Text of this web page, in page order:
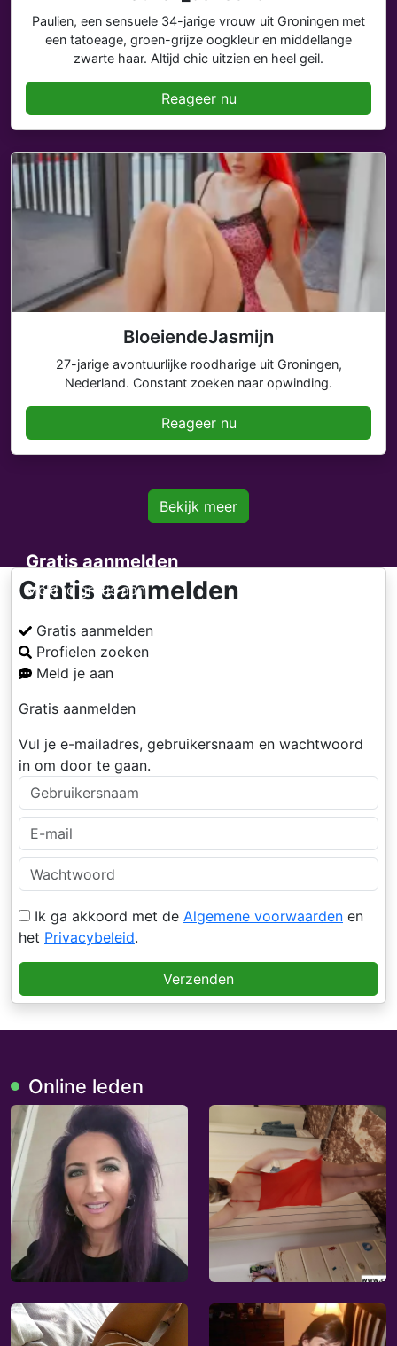
Paulien, een sensuele 34-jarige vrouw uit Groningen met
een tatoeage, groen-grijze oogkleur en middellange
zwarte haar. Altijd chic uitzien en heel geil.
Reageer nu
BloeiendeJasmijn
27-jarige avontuurlijke roodharige uit Groningen,
Nederland. Constant zoeken naar opwinding.
Reageer nu
Bekijk meer
Gratis aanmelden
Meld je gratis aan
Gratis aanmelden
Gratis aanmelden
Profielen zoeken
Meld je aan
Gratis aanmelden
Vul je e-mailadres, gebruikersnaam en wachtwoord
in om door te gaan.
Ik ga akkoord met de Algemene voorwaarden en
het Privacybeleid.
Verzenden
Online leden